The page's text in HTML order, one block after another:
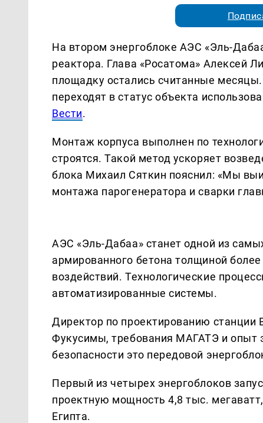
На втором энергоблоке АЭС «Эль-
реактора. Глава «Росатома» Алексей
площадку остались считанные
переходят в статус объекта
Вести.
Монтаж корпуса выполнен по
строятся. Такой метод ускоряет
блока Михаил Сяткин пояснил: «Мы
монтажа парогенератора и сварки
АЭС «Эль-Дабаа» станет одной из
армированного бетона толщиной
воздействий. Технологические
автоматизированные системы.
Директор по проектированию станции
Фукусимы, требования МАГАТЭ и опыт
безопасности это передовой
Первый из четырех энергоблоков
проектную мощность 4,8 тыс.
Египта.